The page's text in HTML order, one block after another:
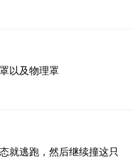
以及物理罩
就逃跑，然后继续撞这只